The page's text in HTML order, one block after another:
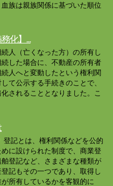
族は親族関係に基づいた順位
化】...
人（亡くなった方）の所有し
した場合に、不動産の所有者
人へと変動したという権利関
て公示する手続きのことで、
されることとなりました。こ
登記とは、権利関係などを公的
に設けられた制度で、商業登
登記など、さまざまな種類が
記もその一つであり、取得し
所有しているかを客観的に